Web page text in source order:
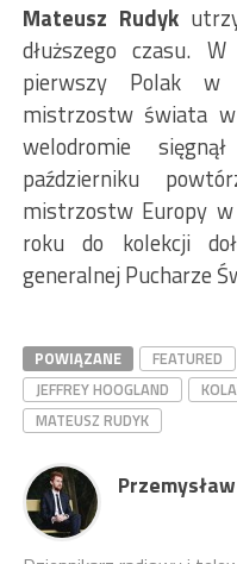
Mateusz Rudyk
dłuższego czasu.
pierwszy Polak w
mistrzostw świata
welodromie
październiku
mistrzostw Europy
roku do kolekcji
generalnej Pucharze
POWIĄZANE FEATURED
JEFFREY HOOGLAND
MATEUSZ RUDYK